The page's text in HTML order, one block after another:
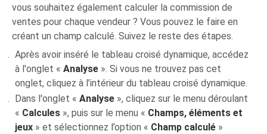
vous souhaitez également calculer la commission de
ventes pour chaque vendeur ? Vous pouvez le faire en
créant un champ calculé. Suivez le reste des étapes.
Après avoir inséré le tableau croisé dynamique, accédez
à l'onglet «Analyse ». Si vous ne trouvez pas cet
onglet, cliquez à l’intérieur du tableau croisé dynamique.
Dans l'onglet «Analyse », cliquez sur le menu déroulant
« Calcules », puis sur le menu « Champs, éléments et
jeux » et sélectionnez l’option « Champ calculé »